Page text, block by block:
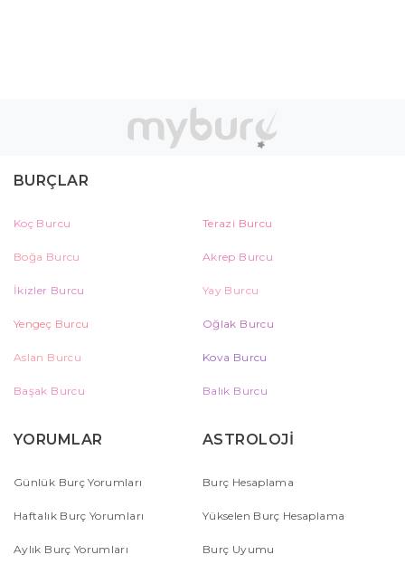
BURÇLAR
Koç Burcu Terazi Burcu
Boğa Burcu Akrep Burcu
İkizler Burcu Yay Burcu
Yengeç Burcu Oğlak Burcu
Aslan Burcu Kova Burcu
Başak Burcu Balık Burcu
YORUMLAR
Günlük Burç Yorumları
Haftalık Burç Yorumları
Aylık Burç Yorumları
ASTROLOJİ
Burç Hesaplama
Yükselen Burç Hesaplama
Burç Uyumu